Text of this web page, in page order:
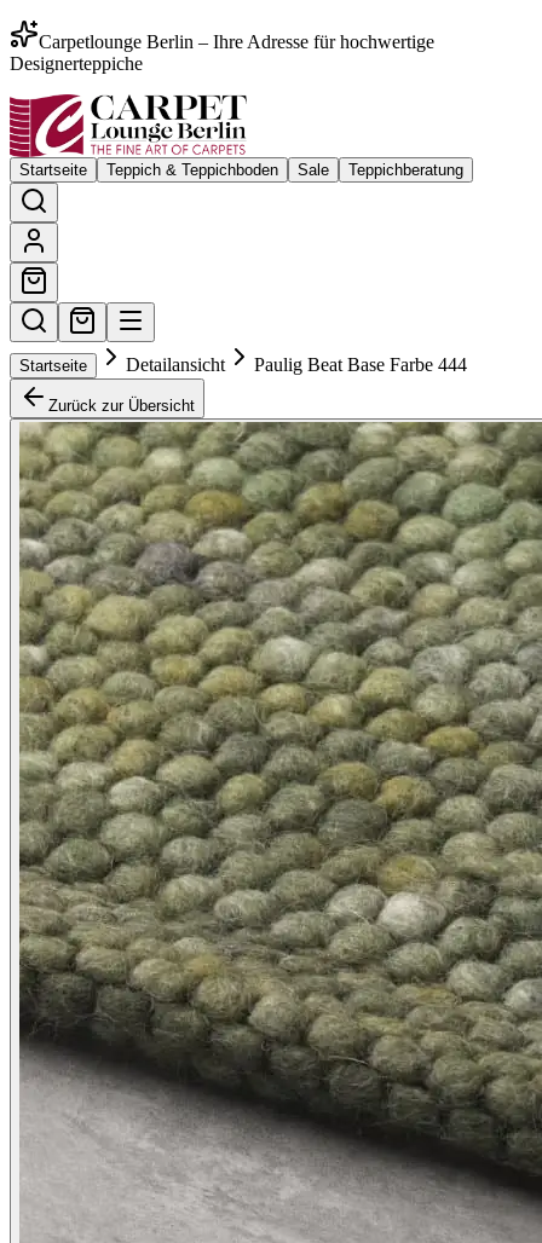
Carpetlounge Berlin – Ihre Adresse für hochwertige
Designerteppiche
Startseite Teppich & Teppichboden Sale Teppichberatung
Startseite Detailansicht Paulig Beat Base Farbe 444
Zurück zur Übersicht